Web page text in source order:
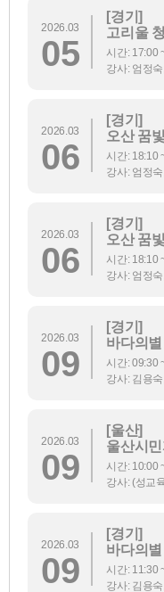
2026.03
05
[경기]
고리울
시간: 17:00
강사: 엄정
2026.03
06
[경기]
오산 꿈
시간: 18:10
강사: 엄정
2026.03
06
[경기]
오산 꿈
시간: 18:10
강사: 엄정
2026.03
09
[경기]
바다의
시간: 09:30
강사: 김용
2026.03
09
[울산]
울산시
시간: 10:00
강사: (성교
2026.03
09
[경기]
바다의
시간: 11:30
강사: 김용